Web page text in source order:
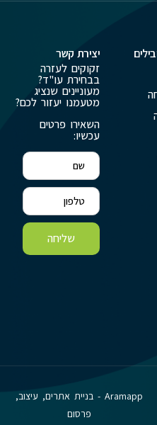
יצירת קשר
זקוקים לעזרה
בבחירת עו"ד?
מעוניינים שנציג
מטעמנו יעזור לכם?
השאירו פרטים
עכשיו:
שליחה
Aramapp - בניית אתרים, עיצוב,
פרסום